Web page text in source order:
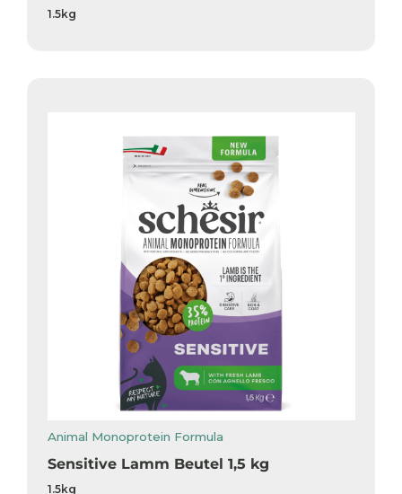
1.5kg
Animal Monoprotein Formula
Sensitive Lamm Beutel 1,5 kg
1.5kg